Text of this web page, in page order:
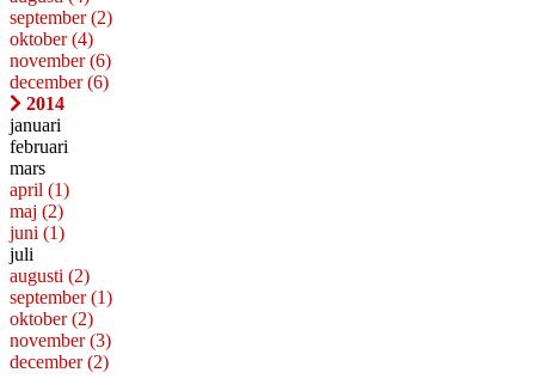
september(2)
oktober(4)
november(6)
december(6)
2014
januari
februari
mars
april (1)
maj (2)
juni (1)
juli
augusti (2)
september(1)
oktober(2)
november(3)
december(2)